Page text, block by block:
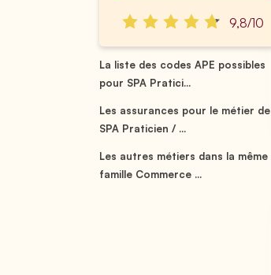
9,8/10
La liste des codes APE possibles
pour SPA Pratici...
Les assurances pour le métier de
SPA Praticien / ...
Les autres métiers dans la même
famille Commerce ...